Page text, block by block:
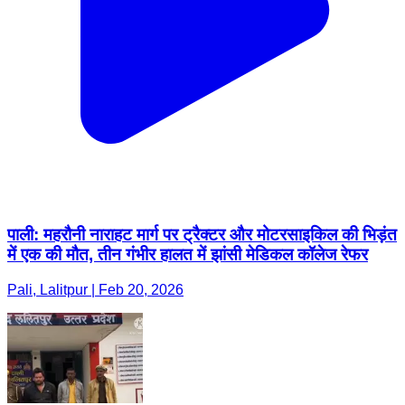
पाली: महरौनी नाराहट मार्ग पर ट्रैक्टर और मोटरसाइकिल की भिड़ंत
में एक की मौत, तीन गंभीर हालत में झांसी मेडिकल कॉलेज रेफर
Pali, Lalitpur | Feb 20, 2026